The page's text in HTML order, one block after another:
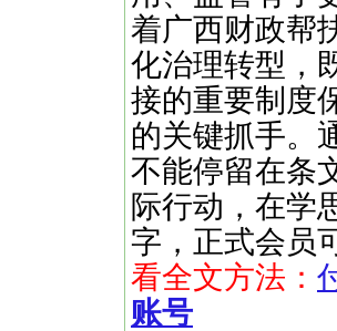
着广西财政帮
化治理转型，
接的重要制度
的关键抓手。
不能停留在条
际行动，在
字，正式会
看全文方法：
账号